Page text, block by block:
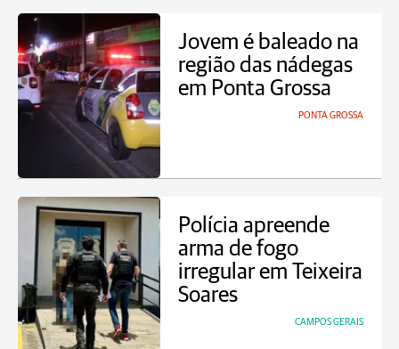
Jovem é baleado na
região das nádegas
em Ponta Grossa
PONTA GROSSA
Polícia apreende
arma de fogo
irregular em Teixeira
Soares
CAMPOS GERAIS